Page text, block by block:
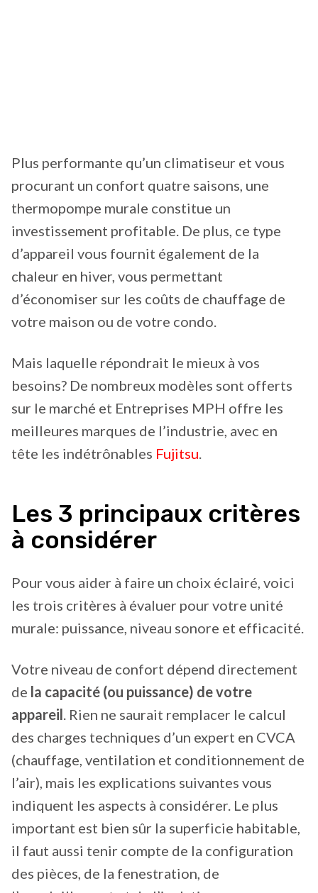
Plus performante qu’un climatiseur et vous
procurant un confort quatre saisons, une
thermopompe murale constitue un
investissement profitable. De plus, ce type
d’appareil vous fournit également de la
chaleur en hiver, vous permettant
d’économiser sur les coûts de chauffage de
votre maison ou de votre condo.
Mais laquelle répondrait le mieux à vos
besoins? De nombreux modèles sont offerts
sur le marché et Entreprises MPH offre les
meilleures marques de l’industrie, avec en
tête les indétrônables Fujitsu
Les 3 principaux critères
à considérer
Pour vous aider à faire un choix éclairé, voici
les trois critères à évaluer pour votre unité
murale: puissance, niveau sonore et efficacité.
Votre niveau de confort dépend directement
de la capacité (ou puissance) de votre
appareil . Rien ne saurait remplacer le calcul
des charges techniques d’un expert en CVCA
(chauffage, ventilation et conditionnement de
l’air), mais les explications suivantes vous
indiquent les aspects à considérer. Le plus
important est bien sûr la superficie habitable,
il faut aussi tenir compte de la configuration
des pièces, de la fenestration, de